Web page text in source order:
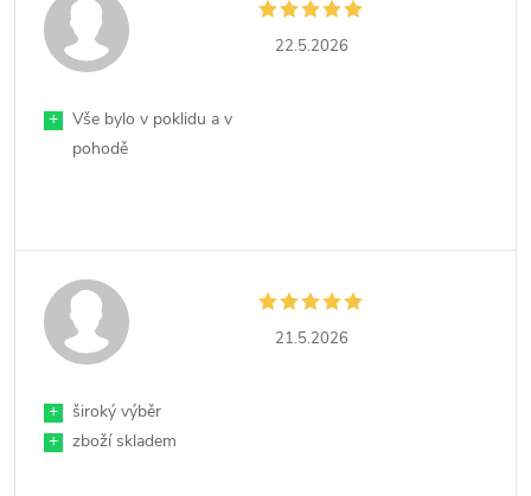
22.5.2026
+
Vše bylo v poklidu a v
pohodě
21.5.2026
+
široký výběr
+
zboží skladem